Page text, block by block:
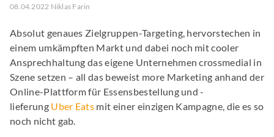
08.04.2022 Niklas Farin
Absolut genaues Zielgruppen-Targeting, hervorstechen in
einem umkämpften Markt und dabei noch mit cooler
Ansprechhaltung das eigene Unternehmen crossmedial in
Szene setzen – all das beweist more Marketing anhand der
Online-Plattform für Essensbestellung und -
lieferung Uber Eats mit einer einzigen Kampagne, die es so
noch nicht gab.